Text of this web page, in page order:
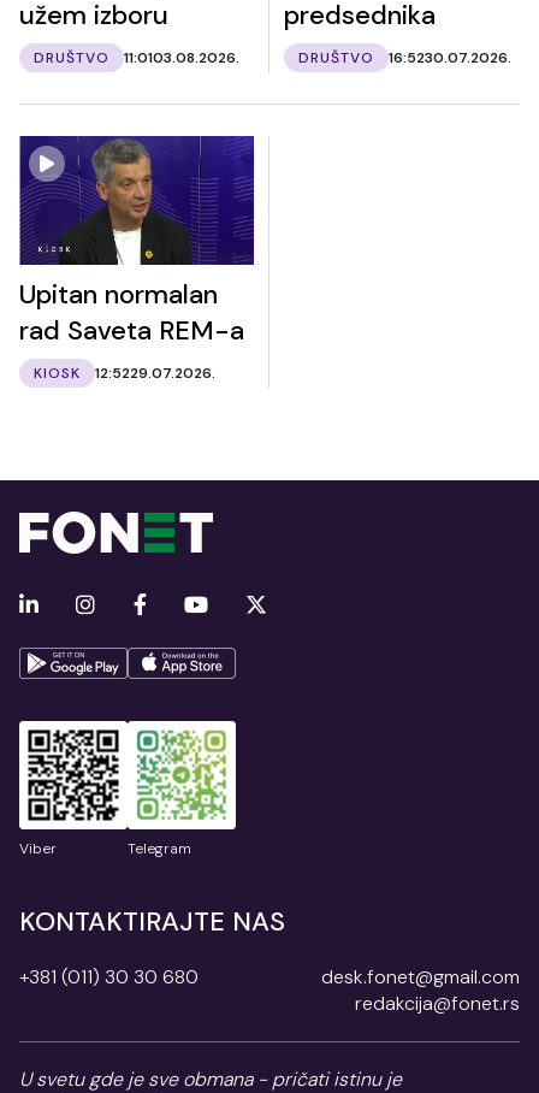
užem izboru
DRUŠTVO 11:0103.08.2026.
predsednika
DRUŠTVO 16:5230.07.2026.
Upitan normalan
rad Saveta REM-a
KIOSK 12:5229.07.2026.
Viber Telegram
KONTAKTIRAJTE NAS
+381 (011) 30 30 680
desk.fonet@gmail.com
redakcija@fonet.rs
U svetu gde je sve obmana - pričati istinu je